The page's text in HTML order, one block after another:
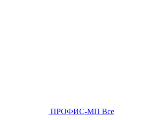
ПРОФИС-МП Все